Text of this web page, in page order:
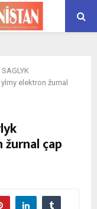
SAGLYK
elektron žurnal
çap